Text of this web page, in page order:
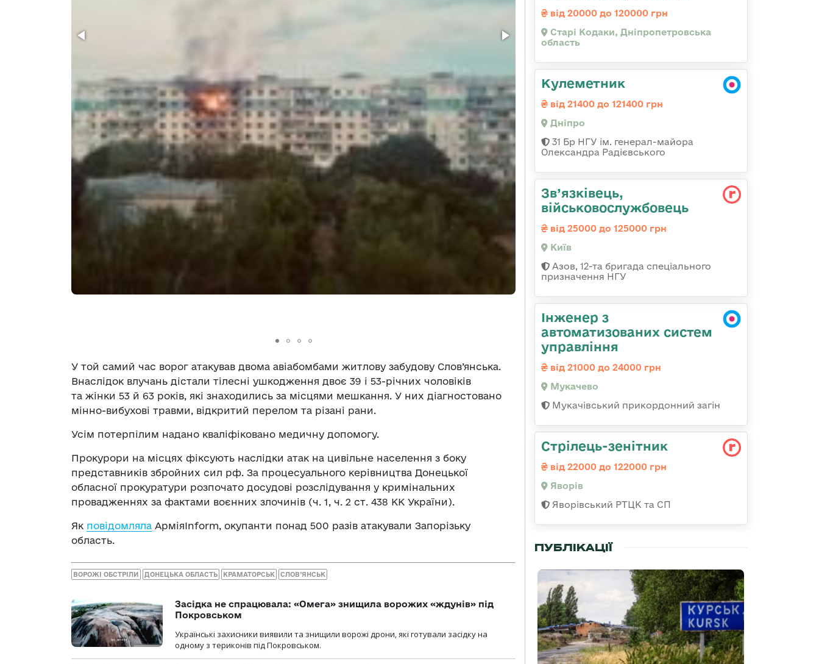
У той самий час ворог атакував двома авіабомбами житлову забудову Слов’янська.
Внаслідок влучань дістали тілесні ушкодження двоє 39 і 53-річних чоловіків
та жінки 53 й 63 років, які знаходились за місцями мешкання. У них діагностовано
мінно-вибухові травми, відкритий перелом та різані рани.
Усім потерпілим надано кваліфіковано медичну допомогу.
Прокурори на місцях фіксують наслідки атак на цивільне населення з боку
представників збройних сил рф. За процесуального керівництва Донецької
обласної прокуратури розпочато досудові розслідування у кримінальних
провадженнях за фактами воєнних злочинів (ч. 1, ч. 2 ст. 438 КК України).
Як повідомляла АрміяInform, окупанти понад 500 разів атакували Запорізьку
область.
ВОРОЖІ ОБСТРІЛИ ДОНЕЦЬКА ОБЛАСТЬ КРАМАТОРСЬК СЛОВ’ЯНСЬК
Засідка не спрацювала: «Омега» знищила ворожих «ждунів» під
Покровськом
Українські захисники виявили та знищили ворожі дрони, які готували засідку на
одному з териконів під Покровськом.
від 20000 до 120000 грн
Старі Кодаки, Дніпропетровська
область
Кулеметник
від 21400 до 121400 грн
Дніпро
31 Бр НГУ ім. генерал-майора
Олександра Радієвського
Зв’язківець,
військовослужбовець
від 25000 до 125000 грн
Київ
Азов, 12-та бригада спеціального
призначення НГУ
Інженер з
автоматизованих систем
управління
від 21000 до 24000 грн
Мукачево
Мукачівський прикордонний загін
Стрілець-зенітник
від 22000 до 122000 грн
Яворів
Яворівський РТЦК та СП
ПУБЛІКАЦІЇ